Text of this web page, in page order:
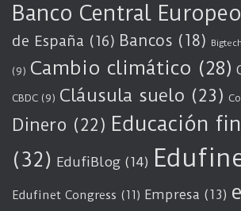
Banco Central Europeo
de España (16) Bancos (18) Bigtech
(9) Cambio climático (28)
CBDC (9) Cláusula suelo (23)
Dinero (22) Educación
(32) EdufiBlog (14)
Edufinet Congress (11) Empresa (13)